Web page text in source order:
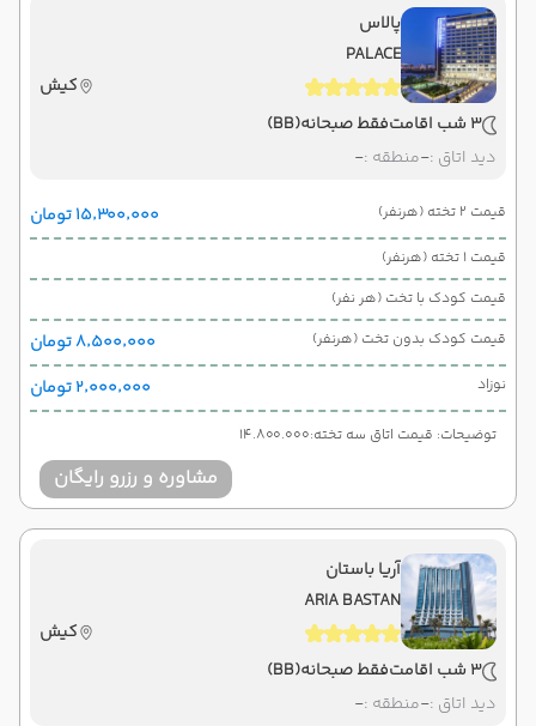
پالاس
PALACE
کیش
3 شب اقامت
فقط صبحانه(BB)
دید اتاق :-منطقه :-
قیمت 2 تخته (هرنفر) ۱۵٬۳۰۰٬۰۰۰ تومان
قیمت 1 تخته (هرنفر)
قیمت کودک با تخت (هر نفر)
قیمت کودک بدون تخت (هرنفر)
۸٬۵۰۰٬۰۰۰ تومان
نوزاد ۲٬۰۰۰٬۰۰۰ تومان
توضیحات: قیمت اتاق سه تخته:14.800.000
مشاوره و رزرو رایگان
آریا باستان
ARIA BASTAN
کیش
3 شب اقامت
فقط صبحانه(BB)
دید اتاق :-منطقه :-